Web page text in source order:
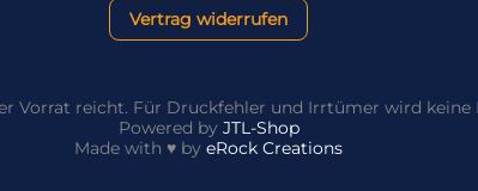
Vertrag widerrufen
Vorrat reicht. Für Druckfehler und Irrtümer wird
Powered by JTL-Shop
Made with ♥ by eRock Creations